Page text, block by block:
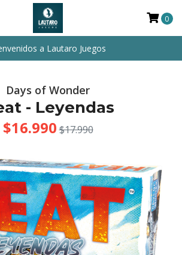
a Lautaro Juegos
0
Days of Wonder
- Leyendas
$16.990 $17.990